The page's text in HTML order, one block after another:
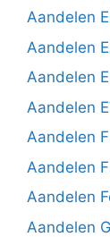
Aandelen
Aandelen
Aandelen
Aandelen
Aandelen
Aandelen
Aandelen
Aandelen